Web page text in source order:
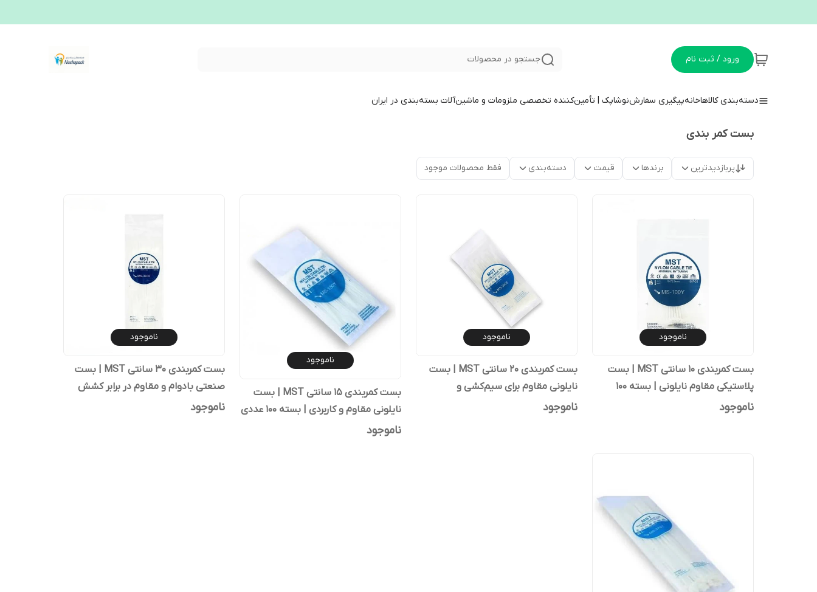
ورود / ثبت نام جستجو در محصولات
دسته‌بندی کالاهاخانهپیگیری سفارشنوشاپک | تأمین‌کننده تخصصی ملزومات و ماشین‌آلات بسته‌بندی در ایران
بست کمر بندی
پربازدیدترین برندها قیمت دسته‌بندی فقط محصولات موجود
ناموجود
بست کمربندی ۱۰ سانتی MST | بست
پلاستیکی مقاوم نایلونی | بسته ۱۰۰
عددی
ناموجود
ناموجود
بست کمربندی ۲۰ سانتی MST | بست
نایلونی مقاوم برای سیم‌کشی و
بسته‌بندی
ناموجود
ناموجود
بست کمربندی ۱۵ سانتی MST | بست
نایلونی مقاوم و کاربردی | بسته ۱۰۰ عددی
ناموجود
ناموجود
بست کمربندی ۳۰ سانتی MST | بست
صنعتی بادوام و مقاوم در برابر کشش
ناموجود